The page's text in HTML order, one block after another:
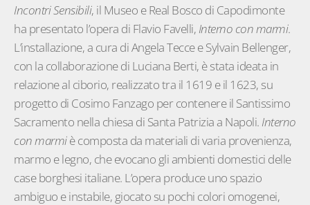
Incontri Sensibili, il Museo e Real Bosco di Capodimonte
ha presentato l’opera di Flavio Favelli, Interno con marmi.
L’installazione, a cura di Angela Tecce e Sylvain Bellenger,
con la collaborazione di Luciana Berti, è stata ideata in
relazione al ciborio, realizzato tra il 1619 e il 1623, su
progetto di Cosimo Fanzago per contenere il Santissimo
Sacramento nella chiesa di Santa Patrizia a Napoli. Interno
con marmiè composta da materiali di varia provenienza,
marmo e legno, che evocano gli ambienti domestici delle
case borghesi italiane. L’opera produce uno spazio
ambiguo e instabile, giocato su pochi colori omogenei,